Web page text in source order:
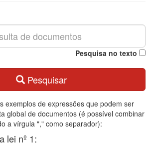
Pesquisa no texto
Pesquisar
exemplos de expressões que podem ser
global de documentos (é possível combinar
a vírgula "," como separador):
lei nº 1: